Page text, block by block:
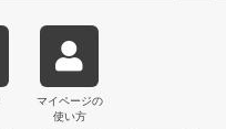
マイページの
使い方